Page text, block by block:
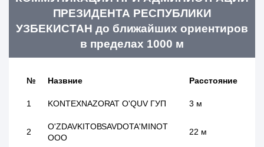
ПРЕЗИДЕНТА РЕСПУБЛИКИ
УЗБЕКИСТАН до ближайших ориентиров
в пределах 1000 м
№ Назвние Расстояние
1 KONTEXNAZORAT O'QUV ГУП 3 м
2
O'ZDAVKITOBSAVDOTA'MINOT
ООО
22 м